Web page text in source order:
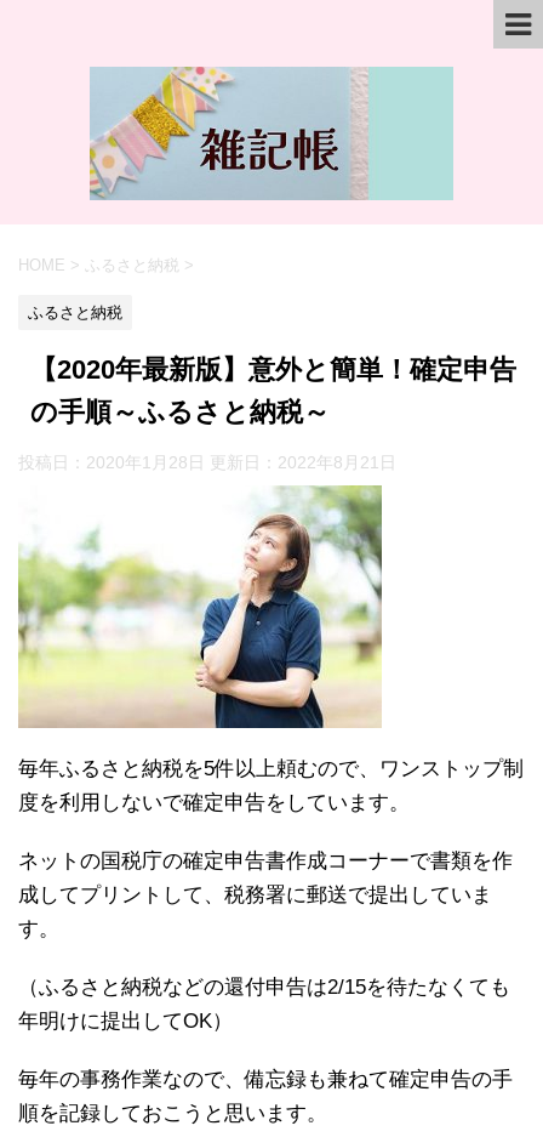
HOME > ふるさと納税 >
ふるさと納税
【2020年最新版】意外と簡単！確定申告
の手順～ふるさと納税～
投稿日：2020年1月28日 更新日： 2022年8月21日
毎年ふるさと納税を5件以上頼むので、ワンストップ制
度を利用しないで確定申告をしています。
ネットの国税庁の確定申告書作成コーナーで書類を作
成してプリントして、税務署に郵送で提出していま
す。
（ふるさと納税などの還付申告は2/15を待たなくても
年明けに提出してOK）
毎年の事務作業なので、備忘録も兼ねて確定申告の手
順を記録しておこうと思います。